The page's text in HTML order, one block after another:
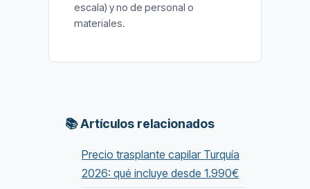
escala) y no de personal o
materiales.
📚 Artículos relacionados
Precio trasplante capilar Turquía
2026: qué incluye desde 1.990€